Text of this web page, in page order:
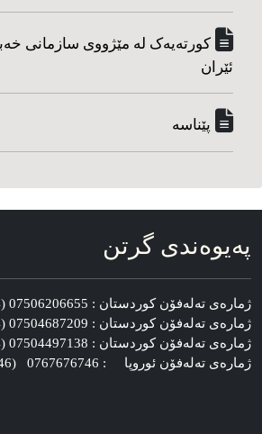
کورته‌یه‌ک له مێژووی سازمانی
ئێران
پێناسه‌
په‌یوه‌ندی گرتن
ژماره‌ی ته‌له‌فۆن کوردستان : 07506206655 (00964)
ژماره‌ی ته‌له‌فۆن کوردستان : 07504687209 (00964)
ژماره‌ی ته‌له‌فۆن کوردستان : 07504497138 (00964)
ژماره‌ی ته‌له‌فۆن ئوروپا : 0767676746 (0046)